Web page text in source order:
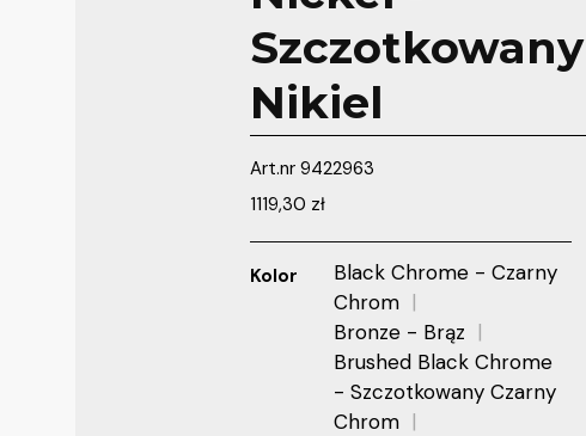
Szczotkowany
Nikiel
Art.nr9422963
1119,30 zł
Kolor
Black Chrome - Czarny
Chrom
Bronze - Brąz
Brushed Black Chrome
- Szczotkowany Czarny
Chrom